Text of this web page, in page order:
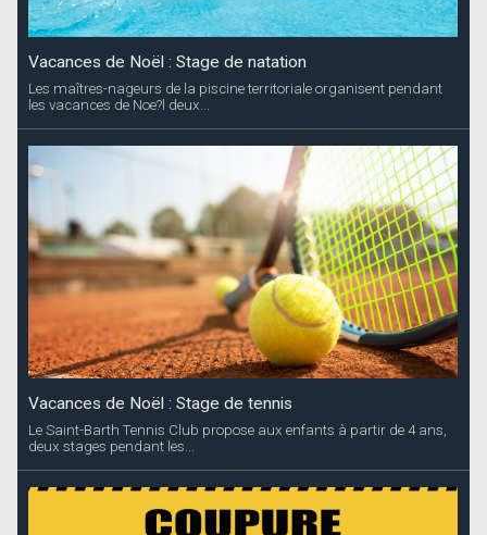
Vacances de Noël : Stage de natation
Les maîtres-nageurs de la piscine territoriale organisent pendant
les vacances de Noe?l deux...
Vacances de Noël : Stage de tennis
Le Saint-Barth Tennis Club propose aux enfants à partir de 4 ans,
deux stages pendant les...